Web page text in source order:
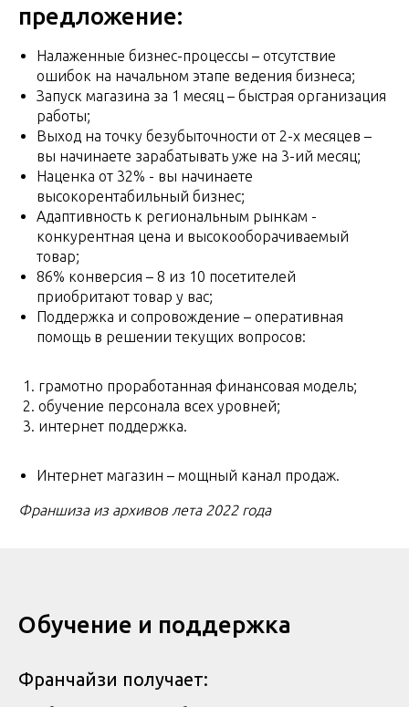
предложение:
Налаженные бизнес-процессы – отсутствие
ошибок на начальном этапе ведения бизнеса;
Запуск магазина за 1 месяц – быстрая организация
работы;
Выход на точку безубыточности от 2-х месяцев –
вы начинаете зарабатывать уже на 3-ий месяц;
Наценка от 32% - вы начинаете
высокорентабильный бизнес;
Адаптивность к региональным рынкам -
конкурентная цена и высокооборачиваемый
товар;
86% конверсия – 8 из 10 посетителей
приобритают товар у вас;
Поддержка и сопровождение – оперативная
помощь в решении текущих вопросов:
грамотно проработанная финансовая модель;
обучение персонала всех уровней;
интернет поддержка.
Интернет магазин – мощный канал продаж.
Франшиза из архивов лета 2022 года
Обучение и поддержка
Франчайзи получает: